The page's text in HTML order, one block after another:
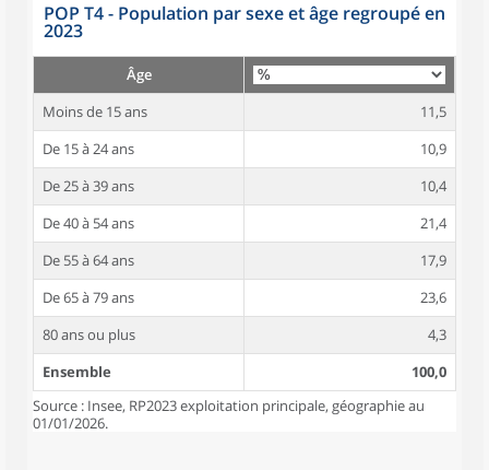
POP T4 - Population par sexe et âge regroupé en
2023
Âge
Moins de 15 ans
11,5
De 15 à 24 ans
10,9
De 25 à 39 ans
10,4
De 40 à 54 ans
21,4
De 55 à 64 ans
17,9
De 65 à 79 ans
23,6
80 ans ou plus
4,3
Ensemble
100,0
Source : Insee, RP2023 exploitation principale, géographie au
01/01/2026.